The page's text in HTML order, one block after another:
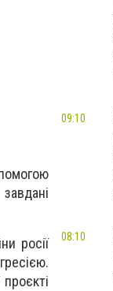
росії
09:10
08:10